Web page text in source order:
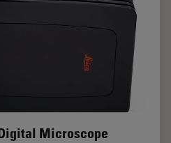
Microscope